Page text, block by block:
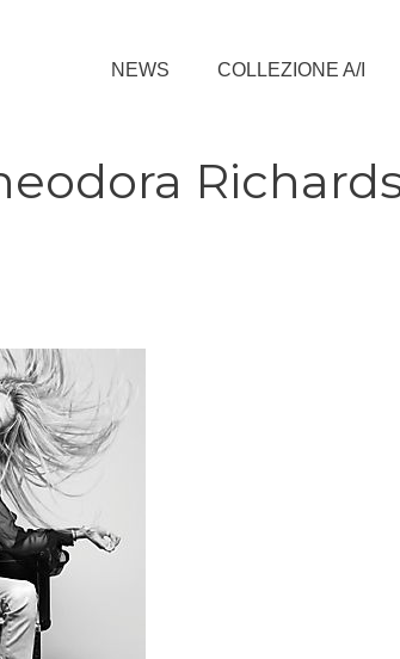
NEWS COLLEZIONE A/I